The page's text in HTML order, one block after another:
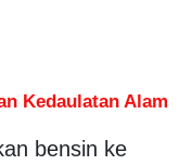
Kedaulatan Alam
bensin ke